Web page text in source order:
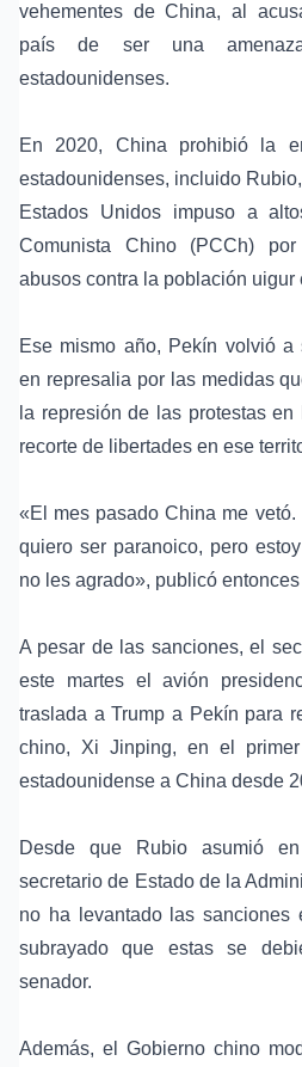
vehementes de China, al
país de ser una
estadounidenses.
En 2020, China prohibió la
estadounidenses, incluido
Estados Unidos impuso a
Comunista Chino (PCCh)
abusos contra la población uigur
Ese mismo año, Pekín volvió a
en represalia por las medidas
la represión de las protestas
recorte de libertades en ese
«El mes pasado China me
quiero ser paranoico, pero
no les agrado», publicó
A pesar de las sanciones, el
este martes el avión
traslada a Trump a Pekín para
chino, Xi Jinping, en el
estadounidense a China desde
Desde que Rubio asumió
secretario de Estado de la
no ha levantado las sanciones
subrayado que estas se
senador.
Además, el Gobierno chino